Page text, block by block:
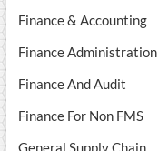
Finance & Accounting
Finance Administration
Finance And Audit
Finance For Non FMS
General Supply Chain